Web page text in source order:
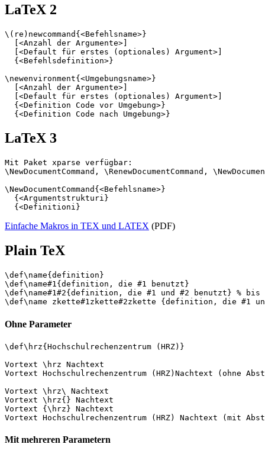
LaTeX 2
\(re)newcommand{<Befehlsname>}
  [<Anzahl der Argumente>]
  [<Default für erstes (optionales) Argument>]
  {<Befehlsdefinition>}
\newenvironment{<Umgebungsname>}
  [<Anzahl der Argumente>]
  [<Default für erstes (optionales) Argument>]
  {<Definition Code vor Umgebung>}
LaTeX 3
Mit Paket xparse verfügbar:
\NewDocumentCommand, \RenewDocumentCommand,
\NewDocumentCommand{<Befehlsname>}
  {<Argumentstrukturi}
Einfache Makros in TEX und LATEX (PDF)
Plain TeX
\def\name{definition}
\def\name#1{definition, die #1 benutzt}
\def\name#1#2{definition, die #1 und #2 benutzt} % bis
Ohne Parameter
\def\hrz{Hochschulrechenzentrum (HRZ)}
Vortext \hrz Nachtext
Vortext Hochschulrechenzentrum (HRZ)Nachtext (ohne
Vortext \hrz\ Nachtext
Vortext \hrz{} Nachtext
Vortext {\hrz} Nachtext
Mit mehreren Parametern